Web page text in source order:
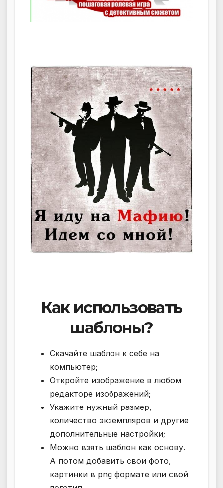
Как использовать
шаблоны?
Скачайте шаблон к себе на
компьютер;
Откройте изображение в любом
редакторе изображений;
Укажите нужный размер,
количество экземпляров и другие
дополнительные настройки;
Можно взять шаблон как основу.
А потом добавить свои фото,
картинки в png формате или свой